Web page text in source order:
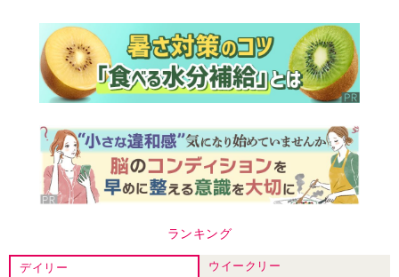
ランキング
デイリー ウイークリー